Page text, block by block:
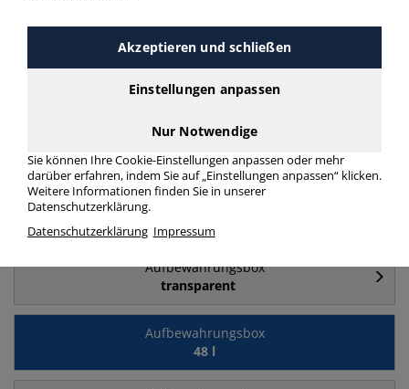
Aufbewahrungsbox
84 l
Aufbewahrungsbox
64 l
Aufbewahrungsbox
Aufbewahrungsbox
transparent
Aufbewahrungsbox
48 l
Akzeptieren und schließen
Einstellungen anpassen
Nur Notwendige
Sie können Ihre Cookie-Einstellungen anpassen oder mehr
darüber erfahren, indem Sie auf „Einstellungen anpassen“ klicken.
Weitere Informationen finden Sie in unserer
Datenschutzerklärung.
Datenschutzerklärung Impressum